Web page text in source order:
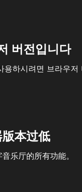
버전입니다
하시려면 브라우
本过低
乐厅的所有功能。